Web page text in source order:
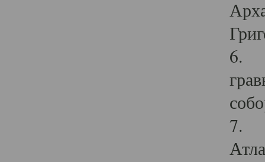
6.
7.